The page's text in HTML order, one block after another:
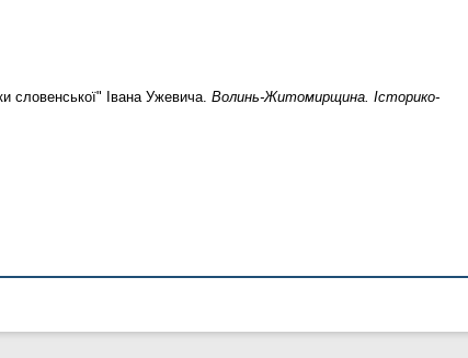
словенської" Івана Ужевича. Волинь-Житомирщина. Історико-